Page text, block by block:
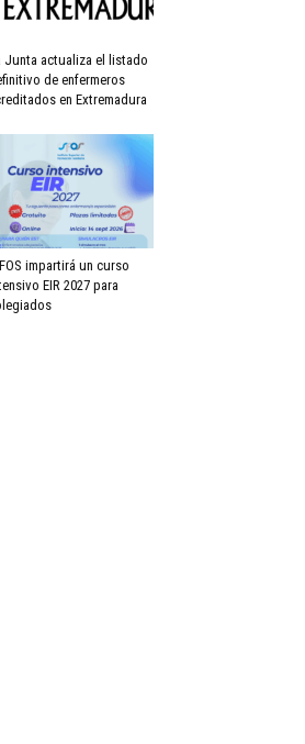
Junta actualiza el listado
de enfermeros
en Extremadura
impartirá un curso
EIR 2027 para